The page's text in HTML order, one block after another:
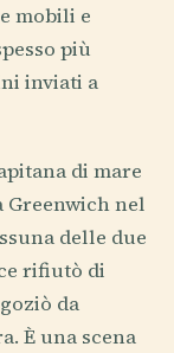
mobili e
più
inviati a
di mare
Greenwich nel
delle due
rifiutò di
da
È una scena